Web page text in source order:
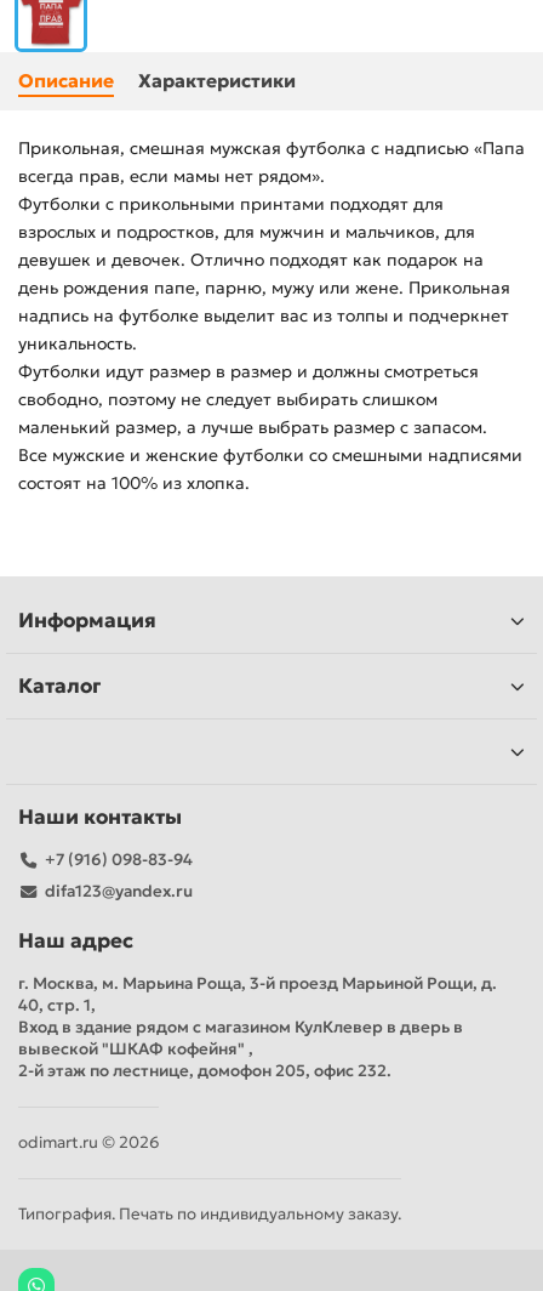
Описание Характеристики
Прикольная, смешная мужская футболка с надписью «Папа
всегда прав, если мамы нет рядом».
Футболки с прикольными принтами подходят для
взрослых и подростков, для мужчин и мальчиков, для
девушек и девочек. Отлично подходят как подарок на
день рождения папе, парню, мужу или жене. Прикольная
надпись на футболке выделит вас из толпы и подчеркнет
уникальность.
Футболки идут размер в размер и должны смотреться
свободно, поэтому не следует выбирать слишком
маленький размер, а лучше выбрать размер с запасом.
Все мужские и женские футболки со смешными надписями
состоят на 100% из хлопка.
Информация
Каталог
Наши контакты
+7 (916) 098-83-94
difa123@yandex.ru
Наш адрес
г. Москва, м. Марьина Роща, 3-й проезд Марьиной Рощи, д.
40, стр. 1,
Вход в здание рядом с магазином КулКлевер в дверь в
вывеской "ШКАФ кофейня" ,
2-й этаж по лестнице, домофон 205, офис 232.
odimart.ru © 2026
Типография. Печать по индивидуальному заказу.